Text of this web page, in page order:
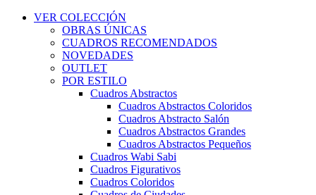
VER COLECCIÓN
OBRAS ÚNICAS
CUADROS RECOMENDADOS
NOVEDADES
OUTLET
POR ESTILO
Cuadros Abstractos
Cuadros Abstractos Coloridos
Cuadros Abstracto Salón
Cuadros Abstractos Grandes
Cuadros Abstractos Pequeños
Cuadros Wabi Sabi
Cuadros Figurativos
Cuadros Coloridos